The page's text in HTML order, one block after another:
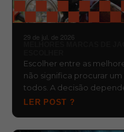
29 de jul. de 2026
Escolher entre as
não significa procurar
todos. A decisão
LER POST ?